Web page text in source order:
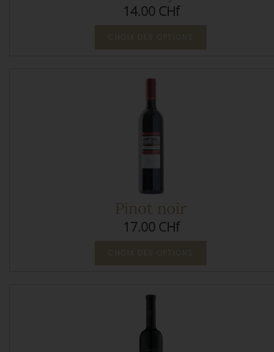
14.00 CHf
Pinot noir
17.00 CHf